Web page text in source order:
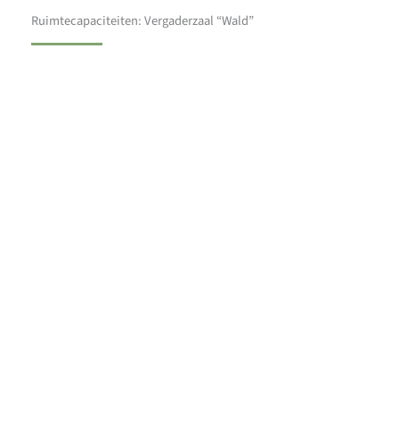
Ruimtecapaciteiten: Vergaderzaal “Wald”